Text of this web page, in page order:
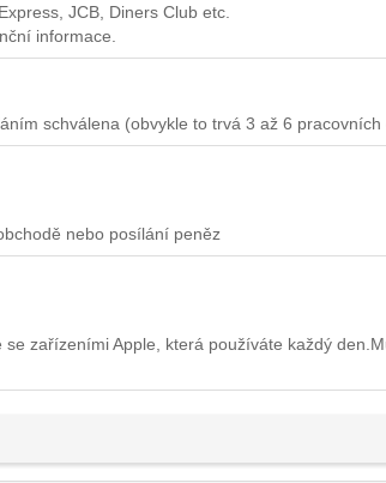
JCB, Diners Club etc.
informace.
schválena (obvykle to trvá 3 až 6 pracovních
nebo posílání peněz
zařízeními Apple, která používáte každý